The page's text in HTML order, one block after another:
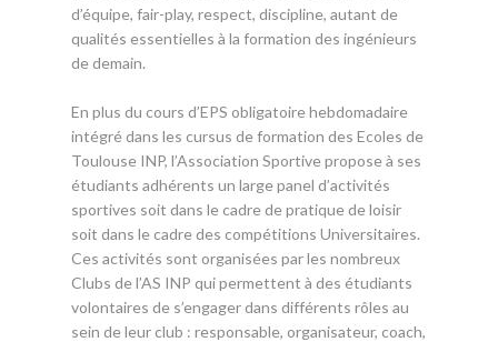
d’équipe, fair-play, respect, discipline, autant de
qualités essentielles à la formation des ingénieurs
de demain.
En plus du cours d’EPS obligatoire hebdomadaire
intégré dans les cursus de formation des Ecoles de
Toulouse INP, l’Association Sportive propose à ses
étudiants adhérents un large panel d’activités
sportives soit dans le cadre de pratique de loisir
soit dans le cadre des compétitions Universitaires.
Ces activités sont organisées par les nombreux
Clubs de l’AS INP qui permettent à des étudiants
volontaires de s’engager dans différents rôles au
sein de leur club : responsable, organisateur, coach,